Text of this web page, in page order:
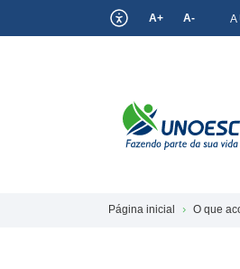
A+ A- A
Página inicial O que